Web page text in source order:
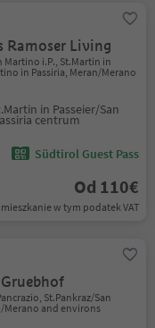
Ramoser Living
Martino i.P., St.Martin in
in Passiria, Meran/Merano
in Passeier/San
centrum
Südtirol Guest Pass
Od 110€
mieszkanie w tym podatek VAT
St.Pankraz/San
Merano and environs